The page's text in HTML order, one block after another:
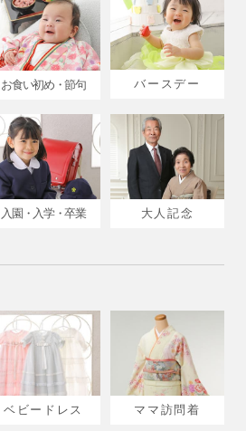
お食い初め・節句 バースデー
入園・入学・卒業 大人記念
ベビードレス ママ訪問着